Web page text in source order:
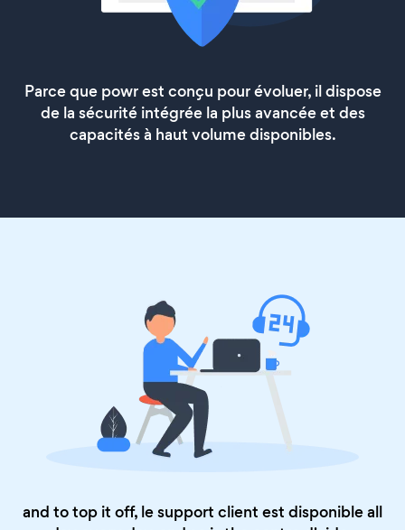
Parce que powr est conçu pour évoluer, il dispose
de la sécurité intégrée la plus avancée et des
capacités à haut volume disponibles.
and to top it off, le support client est disponible all